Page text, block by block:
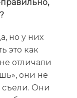
но у них
это как
отличали
они не
съели. Они